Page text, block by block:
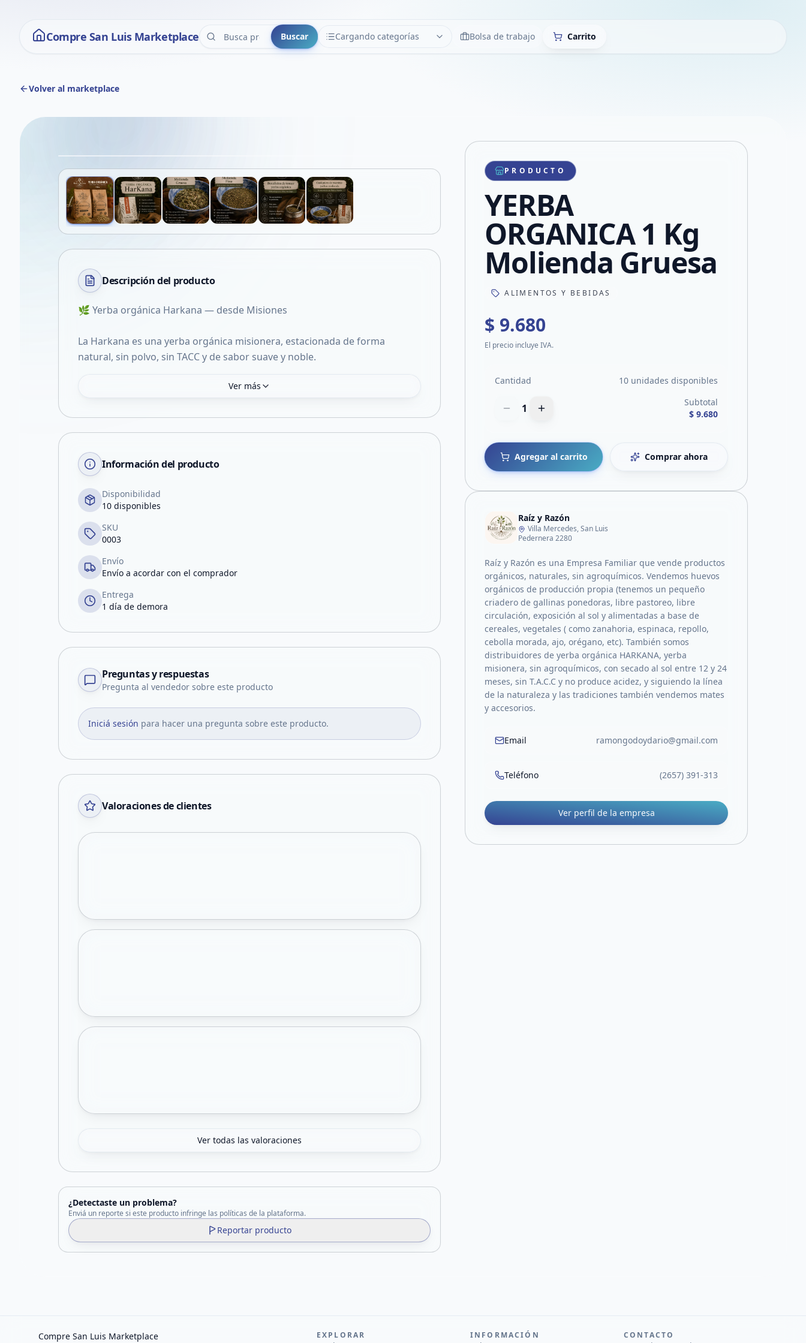
Compre San Luis Marketplace Buscar Cargando categorías
CATEGORÍAS LimpiarBolsa de trabajo Carrito
Volver al marketplace
Compartir producto
Compartir por WhatsApp
Compartir por mail
Compartir en Facebook
Descripción del producto
🌿 Yerba orgánica Harkana — desde Misiones
La Harkana es una yerba orgánica misionera, estacionada de forma
natural, sin polvo, sin TACC y de sabor suave y noble.
Ver más
Información del producto
Disponibilidad
10 disponibles
SKU
0003
Envío
Envío a acordar con el comprador
Entrega
1 día de demora
Preguntas y respuestas
Pregunta al vendedor sobre este producto
Iniciá sesión para hacer una pregunta sobre este producto.
Valoraciones de clientes
Ver todas las valoraciones
¿Detectaste un problema?
Enviá un reporte si este producto infringe las políticas de la plataforma.
Reportar producto
PRODUCTO
YERBA
ORGANICA 1 Kg
Molienda Gruesa
ALIMENTOS Y BEBIDAS
$ 9.680
El precio incluye IVA.
Cantidad 10 unidades disponibles
1
Subtotal
$ 9.680
Agregar al carrito Comprar ahora
Raíz y Razón
Villa Mercedes, San Luis
Pedernera 2280
Raíz y Razón es una Empresa Familiar que vende productos
orgánicos, naturales, sin agroquímicos. Vendemos huevos
orgánicos de producción propia (tenemos un pequeño
criadero de gallinas ponedoras, libre pastoreo, libre
circulación, exposición al sol y alimentadas a base de
cereales, vegetales ( como zanahoria, espinaca, repollo,
cebolla morada, ajo, orégano, etc). También somos
distribuidores de yerba orgánica HARKANA, yerba
misionera, sin agroquímicos, con secado al sol entre 12 y 24
meses, sin T.A.C.C y no produce acidez, y siguiendo la línea
de la naturaleza y las tradiciones también vendemos mates
y accesorios.
Email ramongodoydario@gmail.com
Teléfono (2657) 391-313
Ver perfil de la empresa
Compre San Luis Marketplace
EXPLORAR INFORMACIÓN CONTACTO